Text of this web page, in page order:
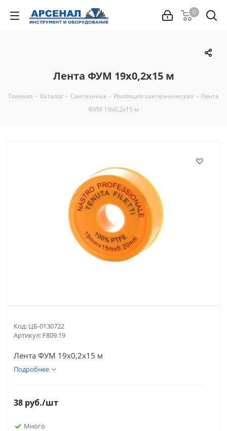
0
Лента ФУМ 19х0,2х15 м
Главная - Каталог - Сантехника - Изоляция сантехническая - Лента
ФУМ 19х0,2х15 м
Код: ЦБ-0130722
Артикул: F809.19
Лента ФУМ 19х0,2х15 м
Подробнее
38 руб./шт
Много